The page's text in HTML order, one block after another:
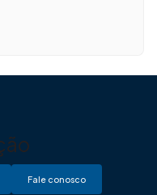
Fale conosco